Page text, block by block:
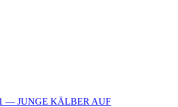
— JUNGE KÄLBER AUF